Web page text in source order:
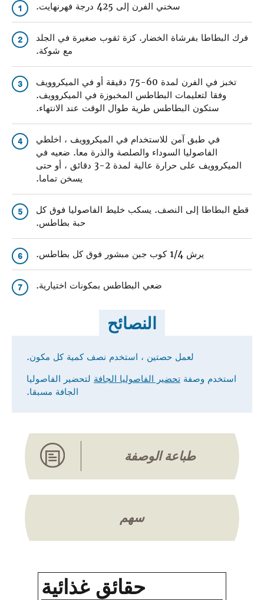
1 سخني الفرن إلى 425 درجة فهرنهايت.
2
فرك البطاطا بفرشاة الخضار. كزة ثقوب صغيرة في الجلد
مع شوكة.
3
تخبز في الفرن لمدة 60-75 دقيقة أو في الميكروويف
وفقا لتعليمات البطاطس المخبوزة في الميكروويف.
ستكون البطاطس طرية طوال الوقت عند الانتهاء.
4
في طبق آمن للاستخدام في الميكروويف ، اخلطي
الفاصوليا السوداء والصلصة والذرة معا. ضعيه في
الميكروويف على حرارة عالية لمدة 2-3 دقائق ، أو حتى
يسخن تماما.
5
قطع البطاطا إلى النصف. يسكب خليط الفاصوليا فوق كل
حبة بطاطس.
6 يرش 1/4 كوب جبن مبشور فوق كل بطاطس.
7 ضعي البطاطس بمكونات اختيارية.
النصائح
لعمل حصتين ، استخدم نصف كمية كل مكون.
استخدم وصفة تحضير الفاصوليا الجافة لتحضير الفاصوليا
الجافة مسبقا.
طباعة الوصفة
سهم
حقائق غذائية